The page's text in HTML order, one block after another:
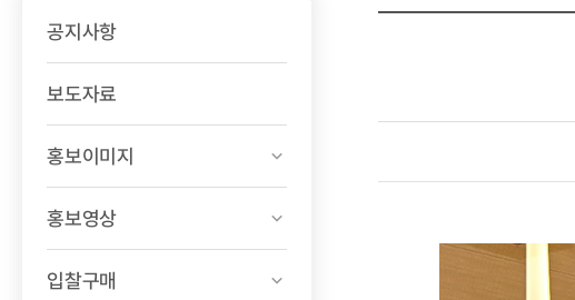
공지사항
보도자료
홍보이미지
홍보영상
입찰구매